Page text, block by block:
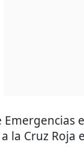
a la Cruz Roja